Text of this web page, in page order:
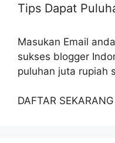
Tips Dapat
Masukan Email
sukses blogger
puluhan juta rupiah
DAFTAR SEKARANG